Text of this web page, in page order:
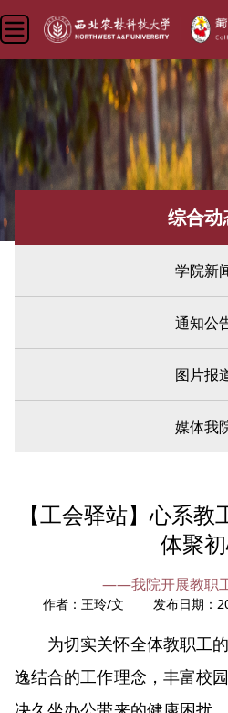
综合动
学院新
通知公
图片报
媒体我
【工会驿站】心系
体聚
——我院开展教职
作者：王玲/文 发布日期：
为切实关怀全体教职工
逸结合的工作理念，丰富校